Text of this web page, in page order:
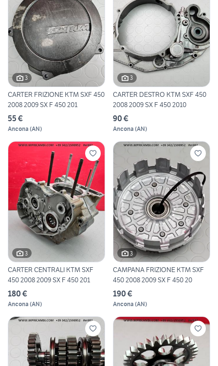
3
CARTER FRIZIONE KTM SXF 450
2008 2009 SX F 450 201
55 €
Ancona (AN)
3
CARTER DESTRO KTM SXF 450
2008 2009 SX F 450 2010
90 €
Ancona (AN)
3
CARTER CENTRALI KTM SXF
450 2008 2009 SX F 450 201
180 €
Ancona (AN)
3
CAMPANA FRIZIONE KTM SXF
450 2008 2009 SX F 450 20
190 €
Ancona (AN)